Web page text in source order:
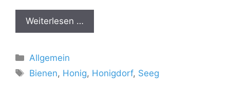
Weiterlesen …
Kategorien
Allgemein
Schlagwörter
Bienen, Honig, Honigdorf, Seeg